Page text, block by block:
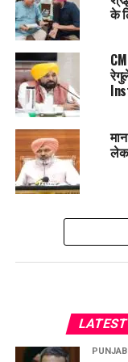
UP NEXT
पंजाब के आर्मी स्कूलों
की सोच पंजाब
DON'T MISS
भाजपा से सावधान रहें,
कानून लागू कर देंगे –
के
LATEST
PUNJAB